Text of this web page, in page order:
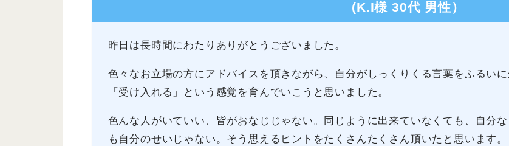
(K.I様 30代 男性）
昨日は長時間にわたりありがとうございました。
色々なお立場の方にアドバイスを頂きながら、自分がしっくりくる言葉をふるい
「受け入れる」という感覚を育んでいこうと思いました。
色んな人がいていい、皆がおなじじゃない。同じように出来ていなくても、自分
も自分のせいじゃない。そう思えるヒントをたくさんたくさん頂いたと思います。